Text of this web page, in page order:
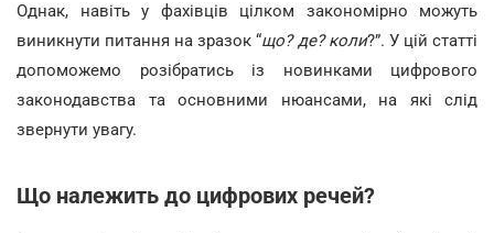
Однак, навіть у фахівців цілком закономірно можуть
виникнути питання на зразок “що? де? коли?”. У цій статті
допоможемо розібратись із новинками цифрового
законодавства та основними нюансами, на які слід
звернути увагу.
Що належить до цифрових речей?